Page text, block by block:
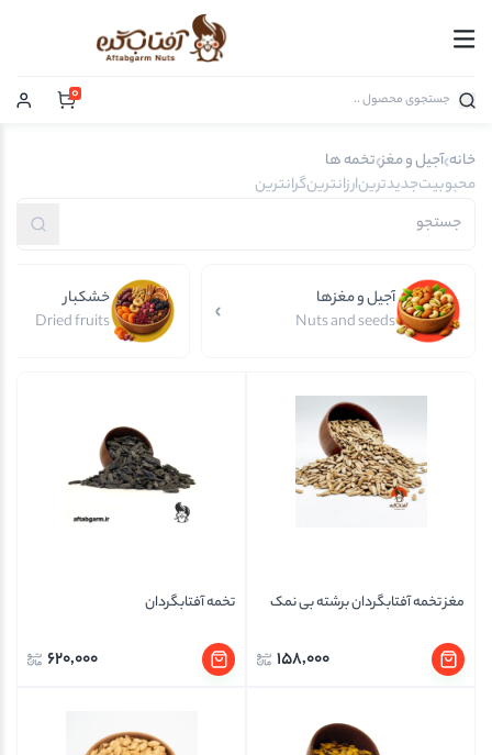
0
خانه آجیل و مغز تخمه ها
محبوبیتجدیدترینارزانترینگرانترین
آجیل و مغزها
Nuts and seeds
خشکبار
Dried fruits
مغز تخمه آفتابگردان برشته بی نمک
158,000
تخمه آفتابگردان
620,000